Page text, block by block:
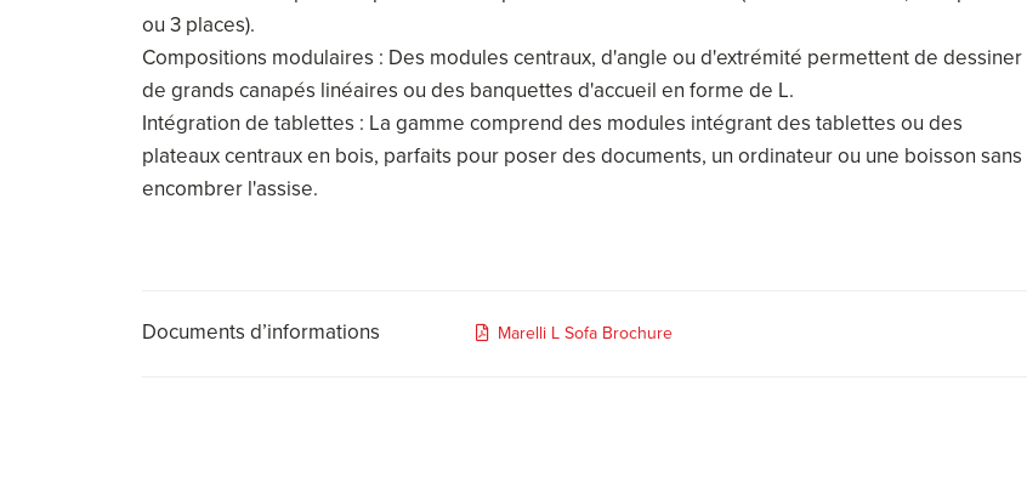
ou 3 places).
Compositions modulaires : Des modules centraux, d'angle ou d'extrémité permettent de dessiner
de grands canapés linéaires ou des banquettes d'accueil en forme de L.
Intégration de tablettes : La gamme comprend des modules intégrant des tablettes ou des
plateaux centraux en bois, parfaits pour poser des documents, un ordinateur ou une boisson sans
encombrer l'assise.
Documents d’informations Marelli L Sofa Brochure